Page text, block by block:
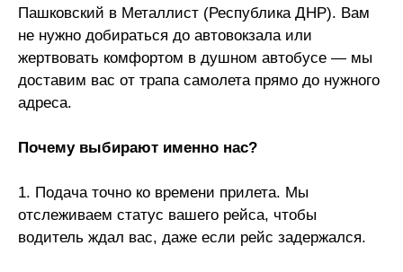
Пашковский в Металлист (Республика ДНР). Вам
не нужно добираться до автовокзала или
жертвовать комфортом в душном автобусе — мы
доставим вас от трапа самолета прямо до нужного
адреса.
Почему выбирают именно нас?
1. Подача точно ко времени прилета. Мы
отслеживаем статус вашего рейса, чтобы
водитель ждал вас, даже если рейс задержался.